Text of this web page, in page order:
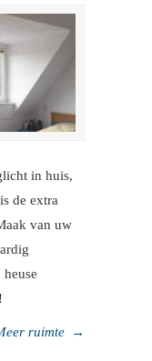
in huis,
de extra
van uw
ruimte →